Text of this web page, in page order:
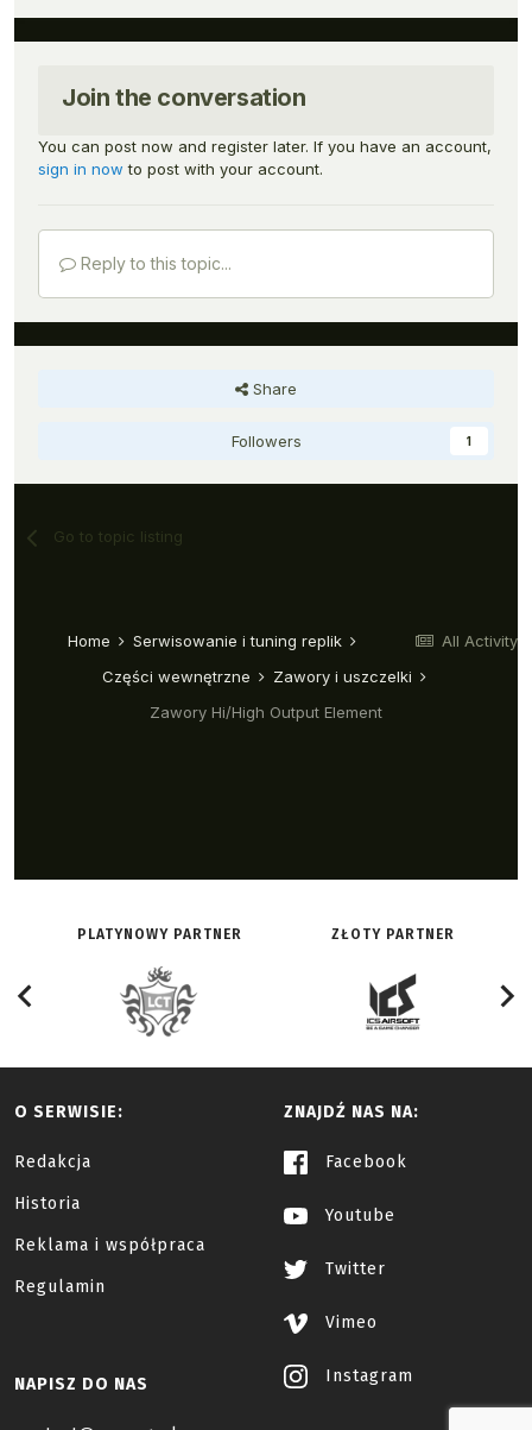
PLATYNOWY PARTNER ZŁOTY PARTNER
O SERWISIE:
Redakcja
Historia
Reklama i współpraca
Regulamin
ZNAJDŹ NAS NA:
Facebook
Youtube
Twitter
Vimeo
Instagram
NAPISZ DO NAS